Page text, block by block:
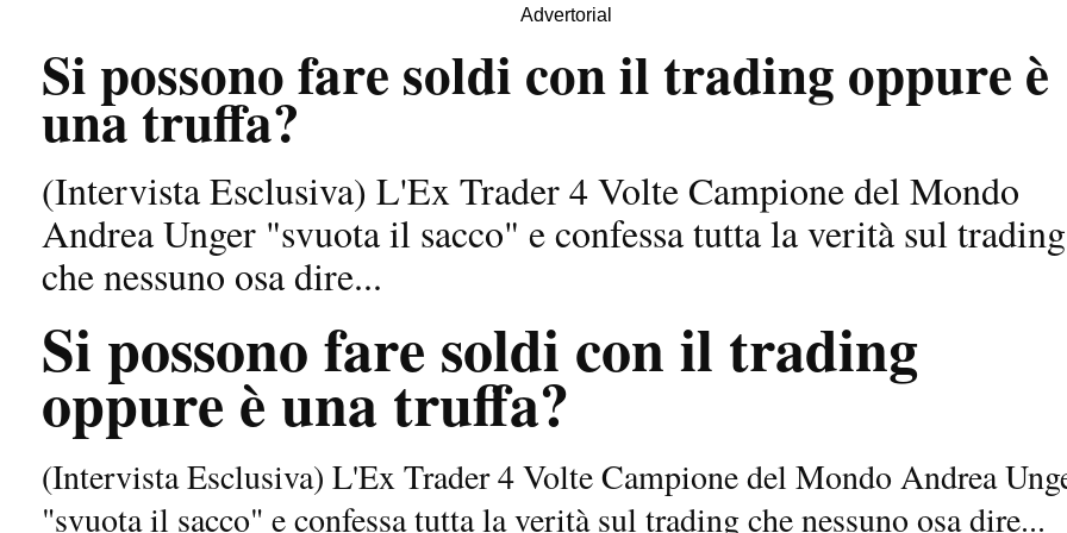
Advertorial
Si possono fare soldi con il trading oppure è
una truffa?
(Intervista Esclusiva) L'Ex Trader 4 Volte Campione del Mondo
Andrea Unger "svuota il sacco" e confessa tutta la verità sul trading
che nessuno osa dire...
Si possono fare soldi con il trading
oppure è una truffa?
(Intervista Esclusiva) L'Ex Trader 4 Volte Campione del Mondo Andrea
"svuota il sacco" e confessa tutta la verità sul trading che nessuno osa dire...